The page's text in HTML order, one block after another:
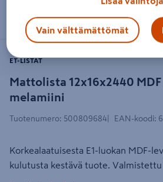
Zoomaa kuvaa sormilla
Mattolista 12x16x2440
melamiini
ET-LISTAT
Tuotenumero: 500809684 EAN-koodi:
Korkealaatuisesta E1-luokan MDF-
kulutusta kestävä tuote. Valmistettu
Vain välttämättömät